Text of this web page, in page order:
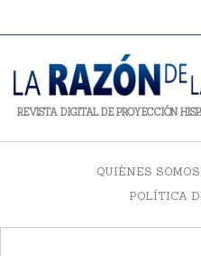
REVISTA DIGITAL DE PROYECCIÓN
QUIÉNES SOMOS
POLÍTICA